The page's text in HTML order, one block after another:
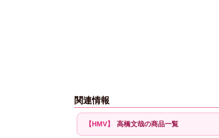
関連情報
高橋文哉の商品一覧